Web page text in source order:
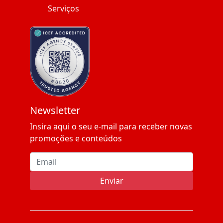
Serviços
Newsletter
Insira aqui o seu e-mail para receber novas
promoções e conteúdos
Email address
Enviar